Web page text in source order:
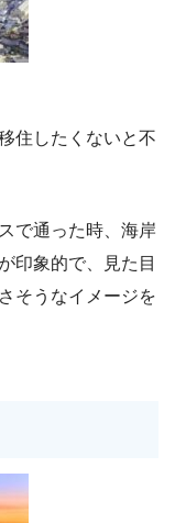
住したくないと不
で通った時、海岸
印象的で、見た目
そうなイメージを